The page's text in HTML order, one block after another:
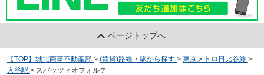
ページトップへ
【TOP】城北商事不動産部 > (賃貸)路線・駅から探す > 東京メトロ日比谷線 >
入谷駅 > スパッツィオフォルテ